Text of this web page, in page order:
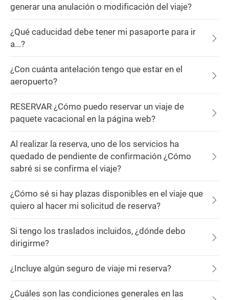
generar una anulación o modificación del viaje?
¿Qué caducidad debe tener mi pasaporte para ir
a...?
¿Con cuánta antelación tengo que estar en el
aeropuerto?
RESERVAR ¿Cómo puedo reservar un viaje de
paquete vacacional en la página web?
Al realizar la reserva, uno de los servicios ha
quedado de pendiente de confirmación ¿Cómo
sabré si se confirma el viaje?
¿Cómo sé si hay plazas disponibles en el viaje que
quiero al hacer mi solicitud de reserva?
Si tengo los traslados incluidos, ¿dónde debo
dirigirme?
¿Incluye algún seguro de viaje mi reserva?
¿Cuáles son las condiciones generales en las